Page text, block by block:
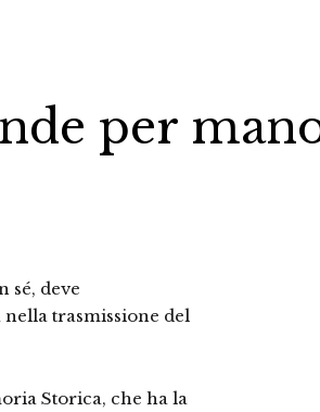
per
sé, deve
trasmissione del
Storica, che ha la